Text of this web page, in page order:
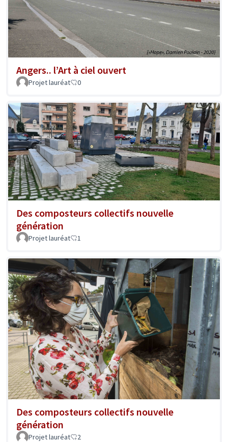
Angers.. l’Art à ciel ouvert
Projet lauréat 0
Des composteurs collectifs nouvelle
génération
Projet lauréat 1
Des composteurs collectifs nouvelle
génération
Projet lauréat 2